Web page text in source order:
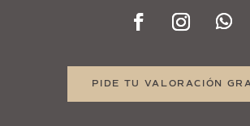
PIDE TU VALORACIÓN